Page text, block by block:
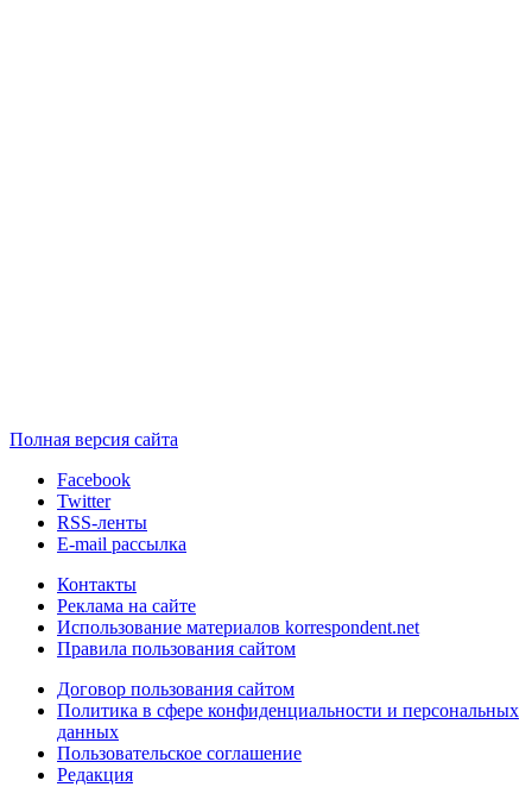
Полная версия сайта
Facebook
Twitter
RSS-ленты
E-mail рассылка
Контакты
Реклама на сайте
Использование материалов korrespondent.net
Правила пользования сайтом
Договор пользования сайтом
Политика в сфере конфиденциальности и персональных
данных
Пользовательское соглашение
Редакция